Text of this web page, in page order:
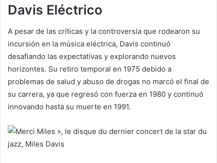
Davis Eléctrico
A pesar de las críticas y la controversia que rodearon su
incursión en la música eléctrica, Davis continuó
desafiando las expectativas y explorando nuevos
horizontes. Su retiro temporal en 1975 debido a
problemas de salud y abuso de drogas no marcó el final de
su carrera, ya que regresó con fuerza en 1980 y continuó
innovando hasta su muerte en 1991.